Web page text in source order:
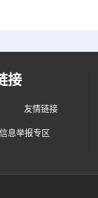
接
友情链接
息举报专区